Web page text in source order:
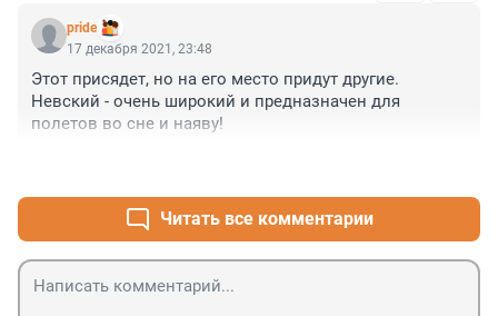
pride
17 декабря 2021, 23:48
Этот присядет, но на его место придут другие.
Невский - очень широкий и предназначен для
полетов во сне и наяву!
Читать все комментарии